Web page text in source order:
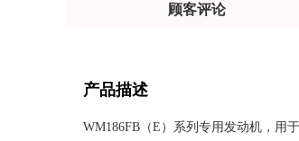
顾客评论
产品描述
WM186FB（E）系列专用发动机，用